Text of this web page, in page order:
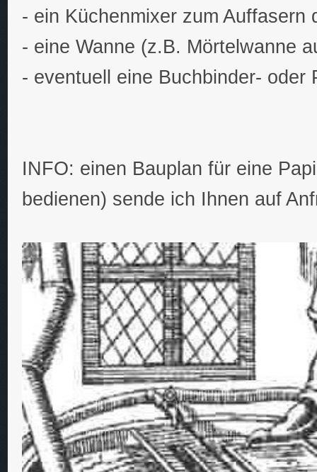
- ein Küchenmixer zum Auffasern
- eine Wanne (z.B. Mörtelwanne
- eventuell eine Buchbinder- oder
INFO: einen Bauplan für eine
bedienen) sende ich Ihnen auf